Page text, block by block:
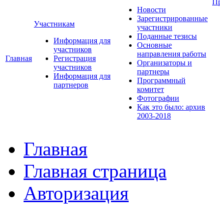
Главная
Участникам
Информация для
участников
Регистрация
участников
Информация для
партнеров
Новости
Зарегистрированные
участники
Поданные тезисы
Основные
направления работы
Организаторы и
партнеры
Программный
комитет
Фотографии
Как это было: архив
2003-2018
Главная
Главная страница
Авторизация